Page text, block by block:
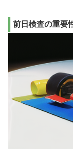
前日検査の重要